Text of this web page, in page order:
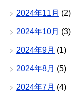
2024年11月 (2)
2024年10月 (3)
2024年9月 (1)
2024年8月 (5)
2024年7月 (4)